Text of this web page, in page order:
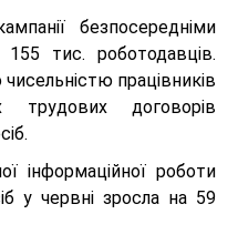
безпосередніми
тис. роботодавців.
працівників
трудових договорів
інформаційної роботи
у червні зросла на 59